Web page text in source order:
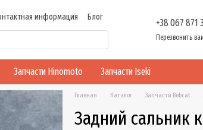
информация
Блог
+38 067 871
Перезвонить
Запчасти Hinomoto Запчасти Iseki
Главная Каталог Запчасти Bobcat
Задний сальник